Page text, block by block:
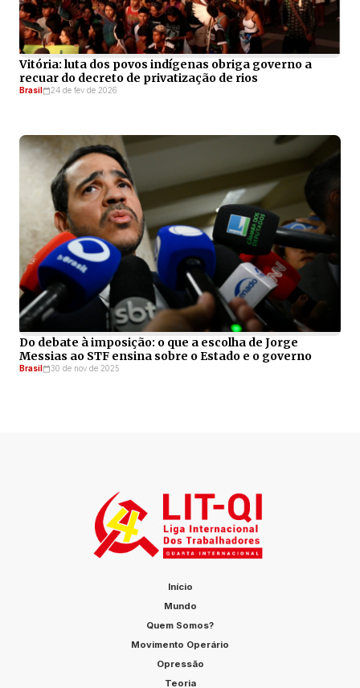
Vitória: luta dos povos indígenas obriga governo a
recuar do decreto de privatização de rios
Brasil 24 de fev de 2026
Do debate à imposição: o que a escolha de Jorge
Messias ao STF ensina sobre o Estado e o governo
Brasil 30 de nov de 2025
Início
Mundo
Quem Somos?
Movimento Operário
Opressão
Teoria